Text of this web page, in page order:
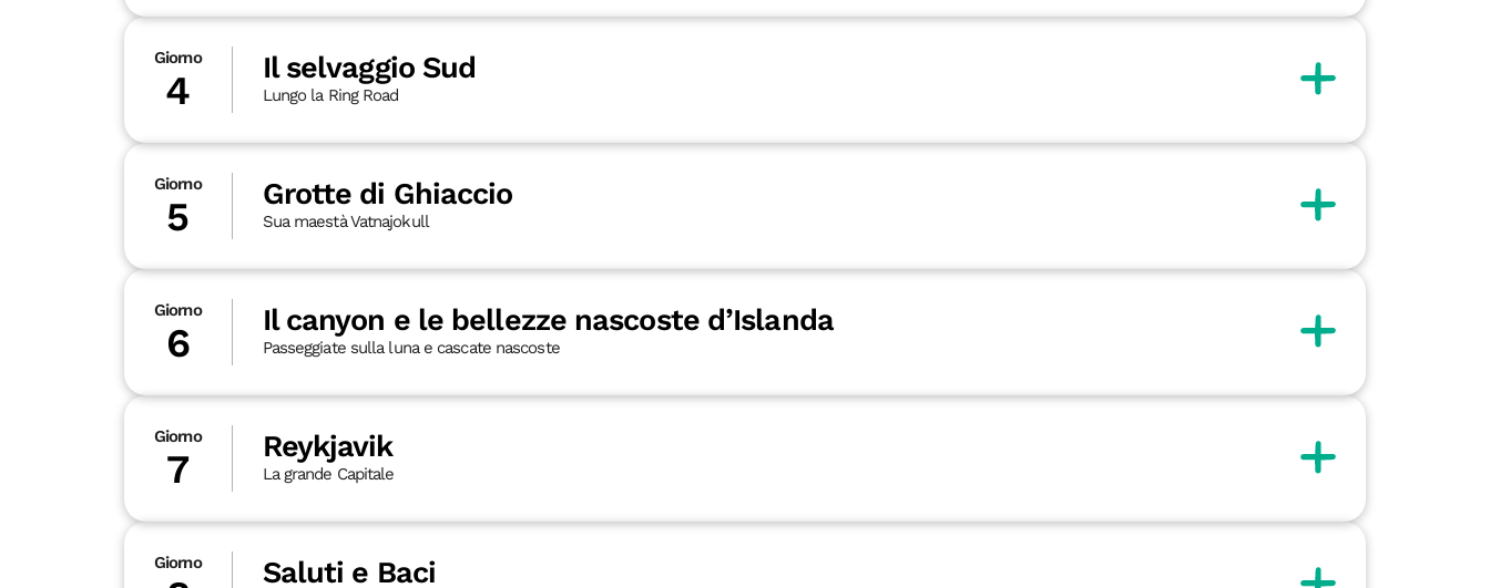
Giorno
4 Il selvaggio Sud
Lungo la Ring Road
Giorno
5 Grotte di Ghiaccio
Sua maestà Vatnajokull
Giorno
6 Il canyon e le bellezze nascoste d’Islanda
Passeggiate sulla luna e cascate nascoste
Giorno
7 Reykjavik
La grande Capitale
Giorno Saluti e Baci